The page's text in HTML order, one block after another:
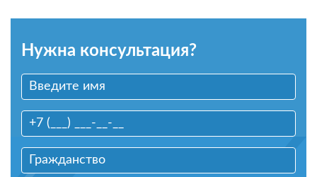
Нужна консультация?